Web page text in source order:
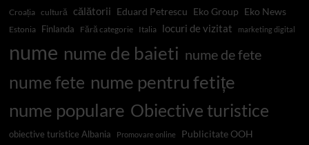
Croația cultură călătorii Eduard Petrescu Eko Group Eko News
Estonia Finlanda Fără categorie Italia locuri de vizitat marketing digital
nume nume de baieti nume de fete
nume fete nume pentru fetițe
nume populare Obiective turistice
obiective turistice Albania Promovare online Publicitate OOH